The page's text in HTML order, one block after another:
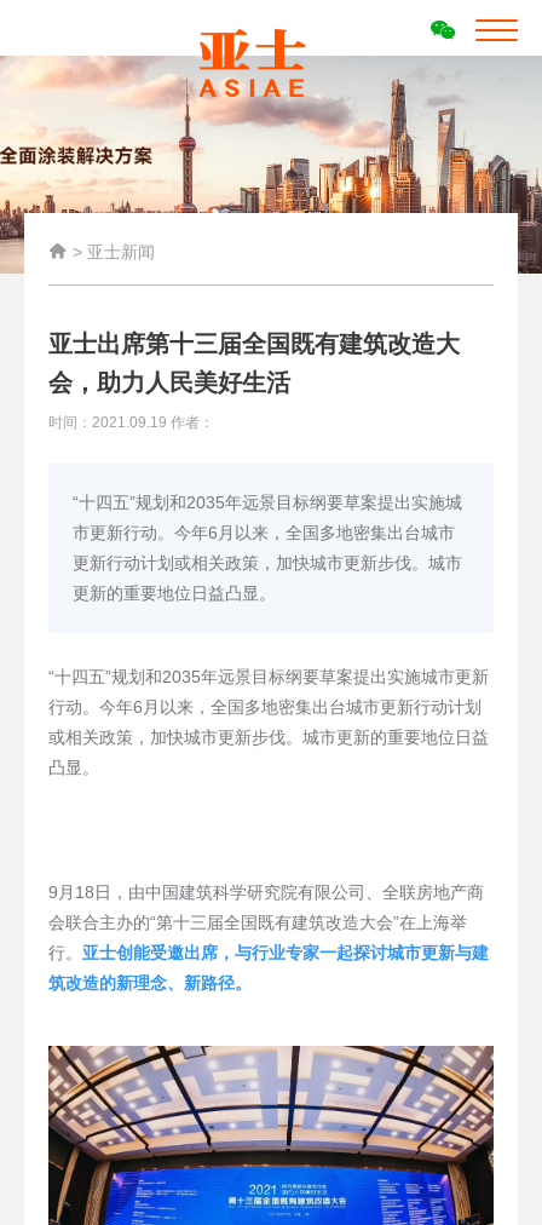
 > 亚士新闻
亚士出席第十三届全国既有建筑改造大
会，助力人民美好生活
时间：2021.09.19 作者：
“十四五”规划和2035年远景目标纲要草案提出实施城
市更新行动。今年6月以来，全国多地密集出台城市
更新行动计划或相关政策，加快城市更新步伐。城市
更新的重要地位日益凸显。
“十四五”规划和2035年远景目标纲要草案提出实施城市更新
行动。今年6月以来，全国多地密集出台城市更新行动计划
或相关政策，加快城市更新步伐。城市更新的重要地位日益
凸显。
9月18日，由中国建筑科学研究院有限公司、全联房地产商
会联合主办的“第十三届全国既有建筑改造大会”在上海举
行。 亚士创能受邀出席，与行业专家一起探讨城市更新与建
筑改造的新理念、新路径。